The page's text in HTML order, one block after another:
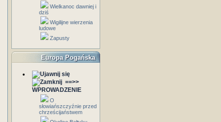
Wielkanoc dawniej i
dziś
Wigilijne wierzenia
ludowe
Zapusty
Europa Pogańska
==>>
WPROWADZENIE
O
słowiańszczyźnie przed
chrześcijaństwem